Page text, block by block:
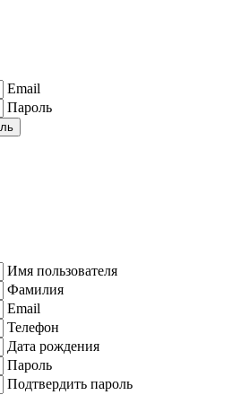
Email
Пароль
Имя пользователя
Фамилия
Email
Телефон
Дата рождения
Пароль
Подтвердить пароль